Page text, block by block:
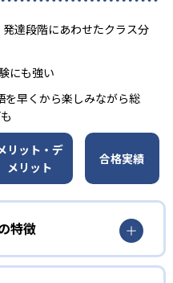
達段階にあわせたクラス分
にも強い
を早くから楽しみながら総
リット・デ
メリット
合格実績
特徴
かなクラス分け